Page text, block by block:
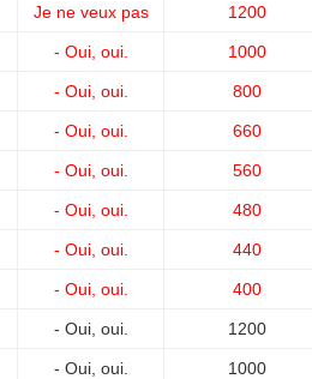
Je ne veux pas 1200
- Oui, oui. 1000
- Oui, oui. 800
- Oui, oui. 660
- Oui, oui. 560
- Oui, oui. 480
- Oui, oui. 440
- Oui, oui. 400
- Oui, oui. 1200
- Oui, oui. 1000